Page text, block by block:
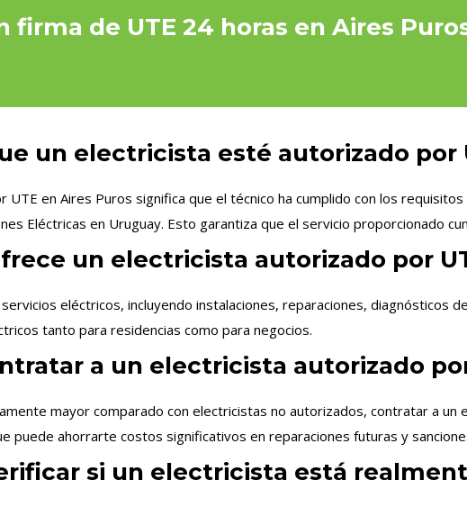
firma de UTE 24 horas en Aires
un electricista esté autorizado por
UTE en Aires Puros significa que el técnico ha cumplido con los
Eléctricas en Uruguay. Esto garantiza que el servicio proporcionado
un electricista autorizado por
eléctricos, incluyendo instalaciones, reparaciones, diagnósticos
tanto para residencias como para negocios.
a un electricista autorizado
mayor comparado con electricistas no autorizados, contratar a
puede ahorrarte costos significativos en reparaciones futuras y
si un electricista está